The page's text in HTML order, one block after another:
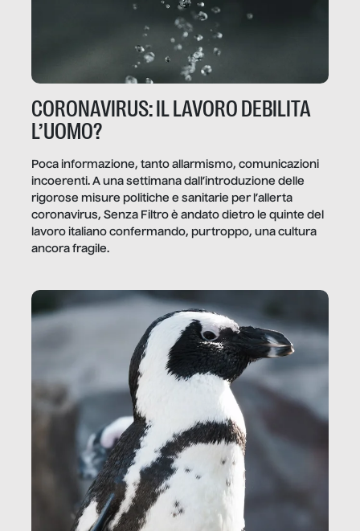
CORONAVIRUS: IL LAVORO DEBILITA
L’UOMO?
Poca informazione, tanto allarmismo, comunicazioni
incoerenti. A una settimana dall’introduzione delle
rigorose misure politiche e sanitarie per l’allerta
coronavirus, Senza Filtro è andato dietro le quinte del
lavoro italiano confermando, purtroppo, una cultura
ancora fragile.